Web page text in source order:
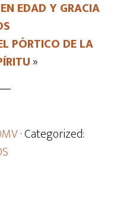
EDAD Y GRACIA
PÓRTICO DE LA
»
· Categorized: